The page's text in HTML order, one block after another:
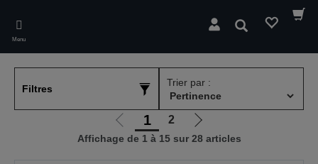
main
content
Menu
Rechercher
Filtres
Trier par :
Aller
à
1 2
Aller
à
Affichage de 1 à 15 sur 28 articles